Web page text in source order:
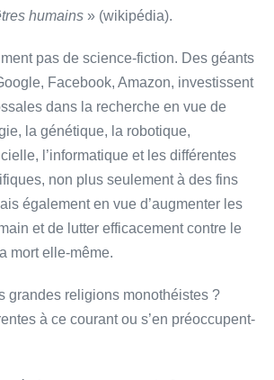
humains » (wikipédia).
pas de science-fiction. Des géants
Facebook, Amazon, investissent
dans la recherche en vue de
la génétique, la robotique,
l’informatique et les différentes
non plus seulement à des fins
également en vue d’augmenter les
et de lutter efficacement contre le
mort elle-même.
grandes religions monothéistes ?
à ce courant ou s’en préoccupent-